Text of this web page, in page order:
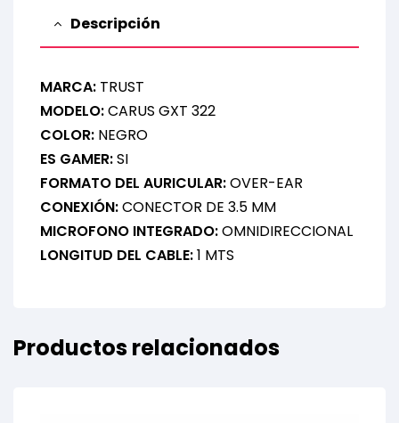
Descripción
MARCA: TRUST
MODELO:CARUS GXT 322
COLOR: NEGRO
ES GAMER:SI
FORMATO DEL AURICULAR:OVER-EAR
CONEXIÓN:CONECTOR DE 3.5 MM
MICROFONO INTEGRADO:OMNIDIRECCIONAL
LONGITUD DEL CABLE:1 MTS
Productos relacionados